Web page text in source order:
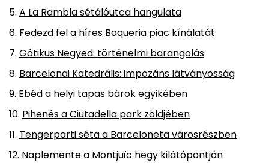
A La Rambla sétálóutca hangulata
Fedezd fel a híres Boqueria piac kínálatát
Gótikus Negyed: történelmi barangolás
Barcelonai Katedrális: impozáns látványosság
Ebéd a helyi tapas bárok egyikében
Pihenés a Ciutadella park zöldjében
Tengerparti séta a Barceloneta városrészben
Naplemente a Montjuïc hegy kilátópontján